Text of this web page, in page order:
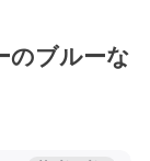
のブルーな